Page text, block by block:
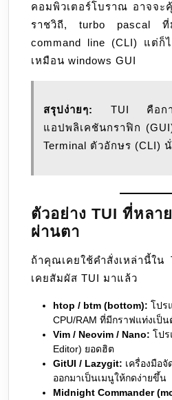
คอมพิวเตอร์โบราณ อาจจะ
ราชวิถี, turbo pascal ที่
command line (CLI) แต่ก็
เหมือน windows GUI
สรุปง่ายๆ:
TUI คือการ
แอปพลิเคชันกราฟิก
Terminal ตัวอักษร (CLI) นั่
ตัวอย่าง TUI ที่หลา
ผ่านตา
ถ้าคุณเคยใช้คำสั่งเหล่านี้ใ
เคยสัมผัส TUI มาแล้ว
htop / btm (bottom): โปร
CPU/RAM ที่มีกราฟแท่งเป็น
Vim / Neovim / Nano: โปร
Editor) ยอดฮิต
GitUI / Lazygit: เครื่องมือ
ออกมาเป็นเมนูให้กดง่ายขึ้น
Midnight Commander